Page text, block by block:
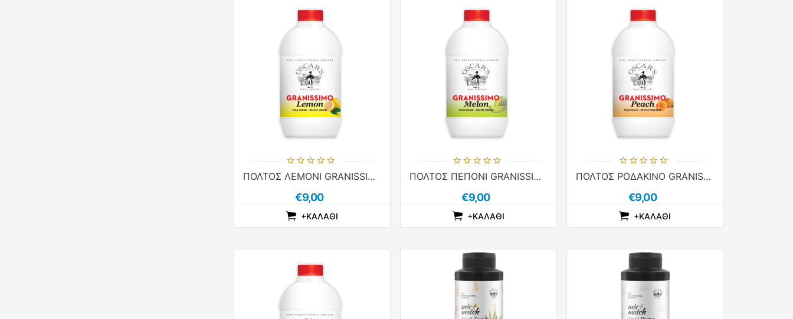
+ΚΑΛΆΘΙ
ADDTOCART
ΠΟΛΤΟΣ ΛΕΜΟΝΙ GRANISSIMO 1kg
€9,00
ADDTOCOMPARELIST
ADDTOWISHLIST
+ΚΑΛΆΘΙ
ADDTOCART
ΠΟΛΤΟΣ ΠΕΠΟΝΙ GRANISSIMO 1kg
€9,00
ADDTOCOMPARELIST
ADDTOWISHLIST
+ΚΑΛΆΘΙ
ADDTOCART
ΠΟΛΤΟΣ ΡΟΔΑΚΙΝΟ GRANISSIMO 1kg
€9,00
ADDTOCOMPARELIST
ADDTOWISHLIST